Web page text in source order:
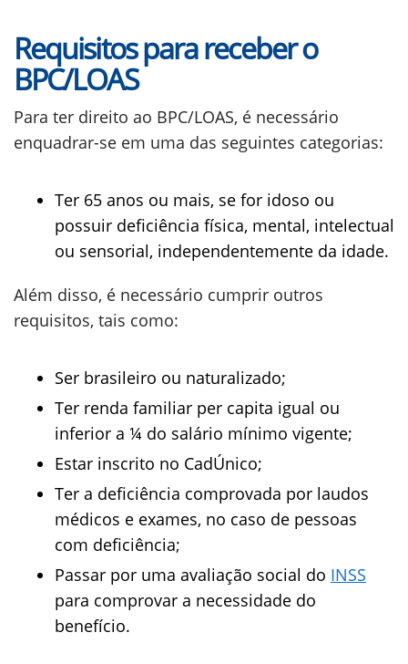
Requisitos para receber o
BPC/LOAS
Para ter direito ao BPC/LOAS, é necessário
enquadrar-se em uma das seguintes categorias:
Ter 65 anos ou mais, se for idoso ou
possuir deficiência física, mental, intelectual
ou sensorial, independentemente da idade.
Além disso, é necessário cumprir outros
requisitos, tais como:
Ser brasileiro ou naturalizado;
Ter renda familiar per capita igual ou
inferior a ¼ do salário mínimo vigente;
Estar inscrito no CadÚnico;
Ter a deficiência comprovada por laudos
médicos e exames, no caso de pessoas
com deficiência;
Passar por uma avaliação social do INSS
para comprovar a necessidade do
benefício.